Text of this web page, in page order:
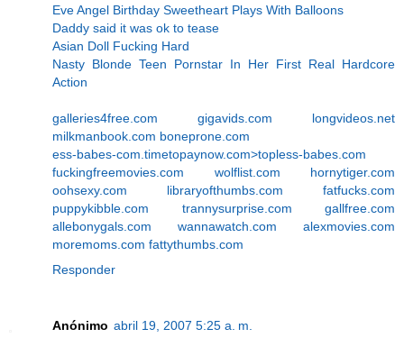
Eve Angel Birthday Sweetheart Plays With Balloons
Daddy said it was ok to tease
Asian Doll Fucking Hard
Nasty Blonde Teen Pornstar In Her First Real Hardcore
Action
galleries4free.com gigavids.com
longvideos.net
milkmanbook.com boneprone.com
ess-babes-com.timetopaynow.com>topless-babes.com
fuckingfreemovies.com
wolflist.com
hornytiger.com
oohsexy.com
libraryofthumbs.com
fatfucks.com
puppykibble.com
trannysurprise.com
gallfree.com
allebonygals.com
wannawatch.com
alexmovies.com
moremoms.com fattythumbs.com
Responder
Anónimo abril 19, 2007 5:25 a. m.